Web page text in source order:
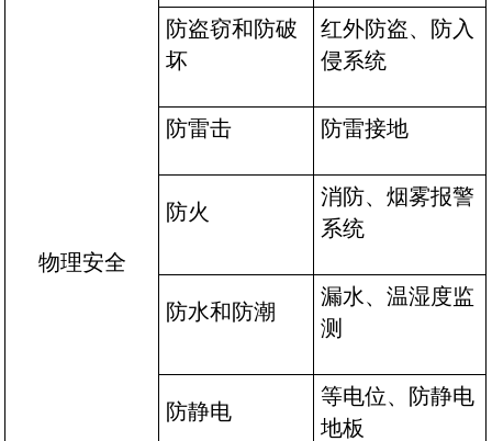
物理安全
防盗窃和防破
坏
红外防盗、防入
侵系统
防雷击 防雷接地
防火
消防、烟雾报警
系统
防水和防潮
漏水、温湿度监
测
防静电
等电位、防静电
地板